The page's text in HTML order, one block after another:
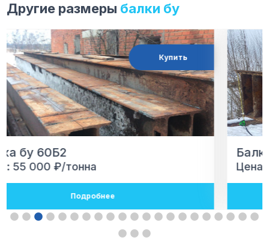
Другие размеры балки бу
Купить
Балка бу 60Б1
Цена: 55 000 ₽/тонна